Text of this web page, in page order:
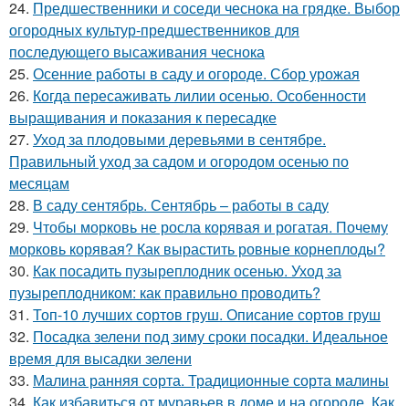
24. Предшественники и соседи чеснока на грядке. Выбор
огородных культур-предшественников для
последующего высаживания чеснока
25. Осенние работы в саду и огороде. Сбор урожая
26. Когда пересаживать лилии осенью. Особенности
выращивания и показания к пересадке
27. Уход за плодовыми деревьями в сентябре.
Правильный уход за садом и огородом осенью по
месяцам
28. В саду сентябрь. Сентябрь – работы в саду
29. Чтобы морковь не росла корявая и рогатая. Почему
морковь корявая? Как вырастить ровные корнеплоды?
30. Как посадить пузыреплодник осенью. Уход за
пузыреплодником: как правильно проводить?
31. Топ-10 лучших сортов груш. Описание сортов груш
32. Посадка зелени под зиму сроки посадки. Идеальное
время для высадки зелени
33. Малина ранняя сорта. Традиционные сорта малины
34. Как избавиться от муравьев в доме и на огороде. Как